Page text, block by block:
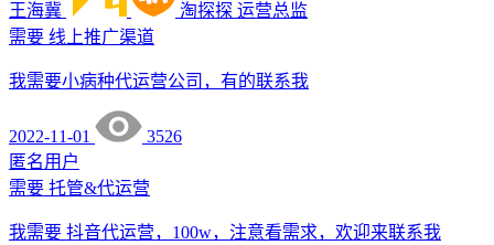
王海冀 淘探探 运营总监
需要 线上推广渠道
我需要小病种代运营公司，有的联系我
2022-11-01
3526
匿名用户
需要 托管&代运营
我需要 抖音代运营，100w，注意看需求，欢迎来联系我